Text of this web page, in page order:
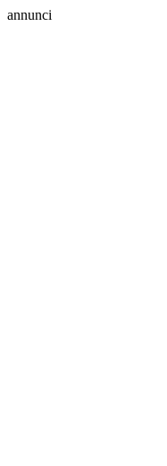
annunci